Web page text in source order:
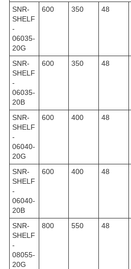
SNR-
SHELF
-
06035-
20G
600 350 48
SNR-
SHELF
-
06035-
20B
600 350 48
SNR-
SHELF
-
06040-
20G
600 400 48
SNR-
SHELF
-
06040-
20B
600 400 48
SNR-
SHELF
-
08055-
20G
800 550 48